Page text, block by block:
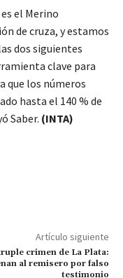
el Merino
de cruza, y estamos
dos siguientes
clave para
que los números
hasta el 140 % de
Saber. (INTA)
Artículo siguiente
crimen de La Plata:
al remisero por falso
testimonio